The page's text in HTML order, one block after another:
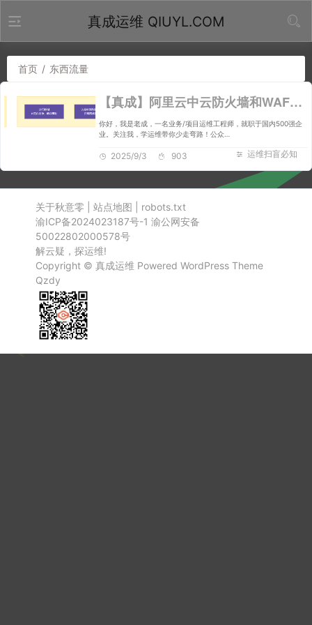
真成运维 QIUYL.COM
首页 / 东西流量
【真成】阿里云中云防火墙和WAF防火墙区别？
你好，我是老成，一名业务/项目运维工程师，就职于国内500强企
业。关注我，学运维带你少走弯路！公众…
运维扫盲必知
2025/9/3 903
关于秋意零 站点地图
robots.txt
渝ICP备2024023187号-1 渝公网安备
50022802000578号
解云疑，探运维!
Copyright © 真成运维 Powered WordPressTheme
Qzdy